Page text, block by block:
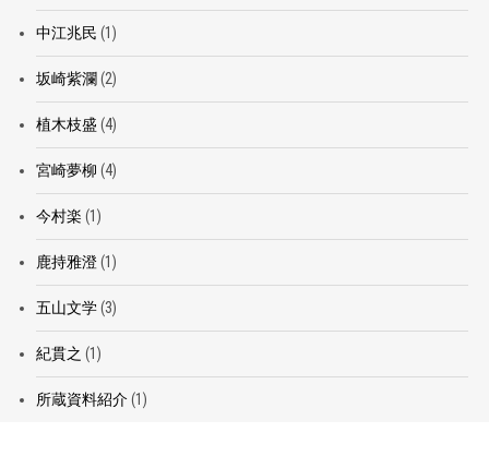
中江兆民 (1)
坂崎紫瀾 (2)
植木枝盛 (4)
宮崎夢柳 (4)
今村楽 (1)
鹿持雅澄(1)
五山文学(3)
紀貫之 (1)
所蔵資料紹介(1)